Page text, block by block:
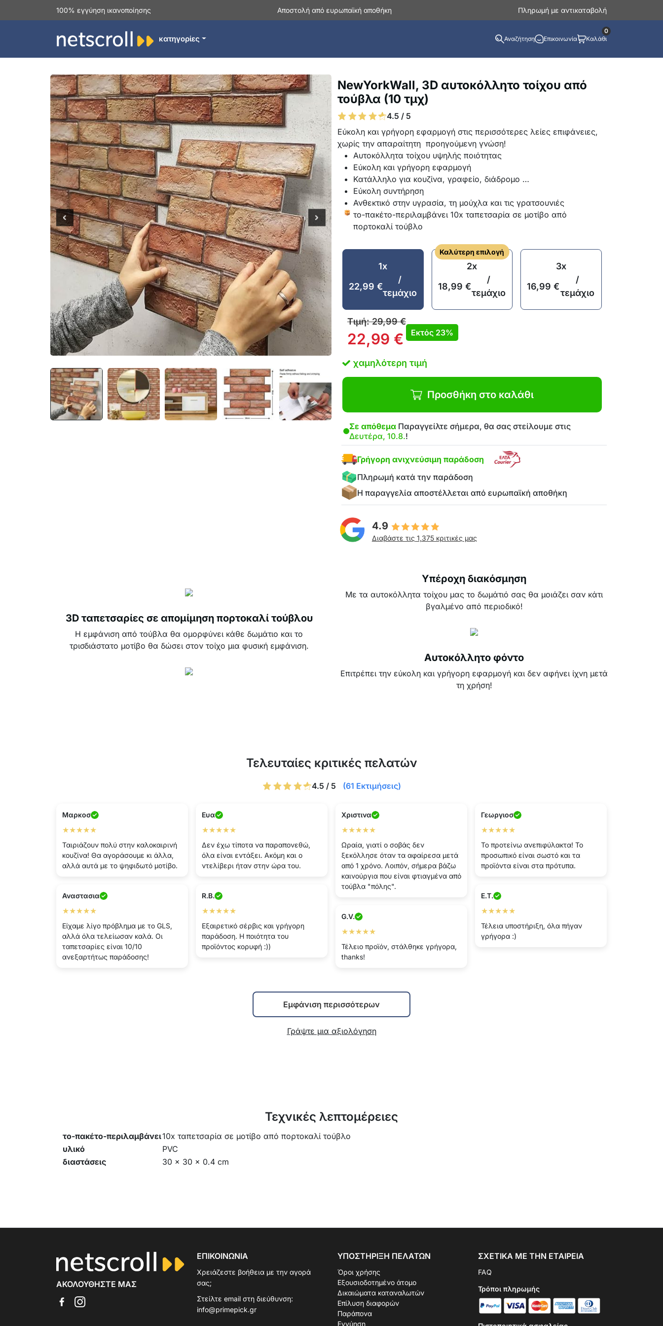
100% εγγύηση ικανοποίησης Αποστολή από ευρωπαϊκή αποθήκη Πληρωμή με αντικαταβολή
κατηγορίες Αναζήτηση Επικοινωνία Καλάθι
0
NewYorkWall, 3D αυτοκόλλητο τοίχου από
τούβλα (10 τμχ)
4.5 / 5
Εύκολη και γρήγορη εφαρμογή στις περισσότερες λείες επιφάνειες,
χωρίς την απαραίτητη προηγούμενη γνώση!
Αυτοκόλλητα τοίχου υψηλής ποιότητας
Εύκολη και γρήγορη εφαρμογή
Κατάλληλο για κουζίνα, γραφείο, διάδρομο …
Εύκολη συντήρηση
Ανθεκτικό στην υγρασία, τη μούχλα και τις γρατσουνιές
το-πακέτο-περιλαμβάνει 10x ταπετσαρία σε μοτίβο από
πορτοκαλί τούβλο
1x
22,99 €
/
τεμάχιο
Καλύτερη επιλογή
2x
18,99 €
/
τεμάχιο
3x
16,99€
/
τεμάχιο
Τιμή:29,99€
22,99 € Εκτός 23%
χαμηλότερη τιμή
Προσθήκη στο καλάθι
Σε απόθεμα Παραγγείλτε σήμερα, θα σας στείλουμε στις
Δευτέρα, 10.8.!
Γρήγορη ανιχνεύσιμη παράδοση
Πληρωμή κατά την παράδοση
Η παραγγελία αποστέλλεται από ευρωπαϊκή αποθήκη
4.9
Διαβάστε τις 1,375 κριτικές μας
Υπέροχη διακόσμηση
Με τα αυτοκόλλητα τοίχου μας το δωμάτιό σας θα μοιάζει σαν κάτι
βγαλμένο από περιοδικό!
3D ταπετσαρίες σε απομίμηση πορτοκαλί τούβλου
Η εμφάνιση από τούβλα θα ομορφύνει κάθε δωμάτιο και το
τρισδιάστατο μοτίβο θα δώσει στον τοίχο μια φυσική εμφάνιση.
Αυτοκόλλητο φόντο
Επιτρέπει την εύκολη και γρήγορη εφαρμογή και δεν αφήνει ίχνη μετά
τη χρήση!
Τελευταίες κριτικές πελατών
4.5 / 5 (61 Εκτιμήσεις)
Μαρκοσ
★★★★★
Ταιριάζουν πολύ στην καλοκαιρινή
κουζίνα! Θα αγοράσουμε κι άλλα,
αλλά αυτά με το ψηφιδωτό μοτίβο.
Ευα
★★★★★
Δεν έχω τίποτα να παραπονεθώ,
όλα είναι εντάξει. Ακόμη και ο
ντελίβερι ήταν στην ώρα του.
Χριστινα
★★★★★
Ωραία, γιατί ο σοβάς δεν
ξεκόλλησε όταν τα αφαίρεσα μετά
από 1 χρόνο. Λοιπόν, σήμερα βάζω
καινούργια που είναι φτιαγμένα από
τούβλα "πόλης".
Γεωργιοσ
★★★★★
Το προτείνω ανεπιφύλακτα! Το
προσωπικό είναι σωστό και τα
προϊόντα είναι στα πρότυπα.
Αναστασια
★★★★★
Είχαμε λίγο πρόβλημα με το GLS,
αλλά όλα τελείωσαν καλά. Οι
ταπετσαρίες είναι 10/10
ανεξαρτήτως παράδοσης!
R.B.
★★★★★
Εξαιρετικό σέρβις και γρήγορη
παράδοση. Η ποιότητα του
προϊόντος κορυφή :))
E.T.
★★★★★
Τέλεια υποστήριξη, όλα πήγαν
γρήγορα :)
G.V.
★★★★★
Τέλειο προϊόν, στάλθηκε γρήγορα,
thanks!
Εμφάνιση περισσότερων
Γράψτε μια αξιολόγηση
Τεχνικές λεπτομέρειες
το-πακέτο-περιλαμβάνει10x ταπετσαρία σε μοτίβο από πορτοκαλί τούβλο
υλικό
PVC
διαστάσεις
30 x 30 x 0.4 cm
ΑΚΟΛΟΥΘΉΣΤΕ ΜΑΣ
ΕΠΙΚΟΙΝΩΝΊΑ
Χρειάζεστε βοήθεια με την αγορά
σας;
Στείλτε email στη διεύθυνση:
info@primepick.gr
ΥΠΟΣΤΉΡΙΞΗ ΠΕΛΑΤΏΝ
Όροι χρήσης
Εξουσιοδοτημένο άτομο
Δικαιώματα καταναλωτών
Επίλυση διαφορών
Παράπονα
Εγγύηση
ΣΧΕΤΙΚΆ ΜΕ ΤΗΝ ΕΤΑΙΡΕΊΑ
FAQ
Τρόποι πληρωμής